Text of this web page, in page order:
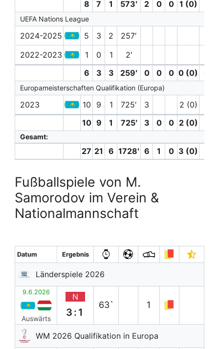
8 7 1 573′ 2 0 0 1 (0)
UEFA Nations League
2024-2025 5 3 2
257′
2022-2023
1 0 1
2′
6
3 3 259′ 0 0 0 0 (0) 0
Europameisterschaften Qualifikation (Europa)
2023 10 9 1 725′ 3 2 (0)
10 9 1 725′ 3 0 0 2 (0)
Gesamt:
27 21 6 1728′ 6 1 0 3 (0)
Fußballspiele von M.
Samorodov im Verein &
Nationalmannschaft
Datum Ergebnis
Länderspiele 2026
9.6.2026
Auswärts
N
3:1
63` 1
WM 2026 Qualifikation in Europa